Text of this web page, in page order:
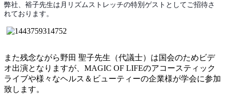
弊社、裕子先生は月リズムストレッチの特別ゲストとしてご招待さ
れております。
また残念ながら野田 聖子先生（代議士）は国会のためビデ
オ出演となりますが、MAGIC OF LIFEのアコースティック
ライブや様々なヘルス＆ビューティーの企業様が学会に参加
致します。